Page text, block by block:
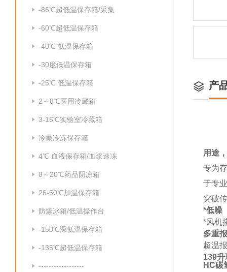
-86℃超低温保存箱/采集
-60℃超低温保存箱
-40℃ 低温保存箱
-30度低温保存箱
-25℃ 低温保存箱
2～8℃医用冷藏箱
3-16℃实验室冷藏箱
冷藏冷冻保存箱
4℃ 血液保存箱/血浆速冻
8～20℃药品阴凉箱
26-50℃加温保存箱
防爆冰箱/低温操作台
-150℃深低温保存箱
-135℃超低温保存箱
------------------
产
用途
专为
于专
突破
*低噪
*风机
多重
超温
139升
HC碳